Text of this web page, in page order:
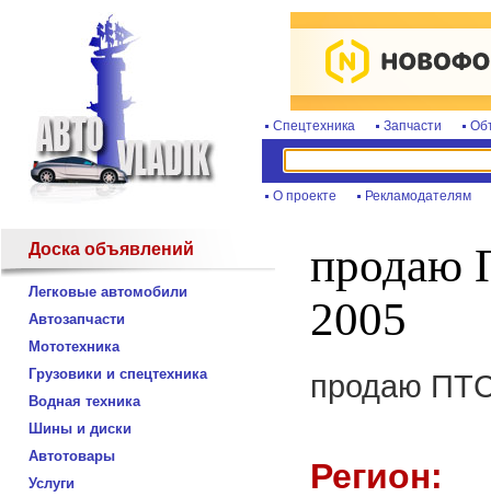
Спецтехника Запчасти
О проекте Рекламодателям
Доска объявлений
Легковые автомобили
Автозапчасти
Мототехника
Грузовики и спецтехника
Водная техника
Шины и диски
Автотовары
Услуги
продаю
2005
продаю
Регион: